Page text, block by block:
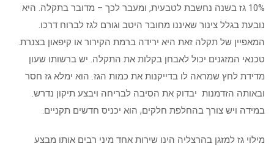
10% גז בשנה נחשבת לטבעית, ומעבר לכך – מדובר בתקלה. היא
נובעת בגלל צינור שאיננו מחובר היטב וגורם לגז לברוח דרכו.
המאפיין של תקלה זאת היא ירידה ברמת הקירור או קיפאון בצנרת.
טכנאי המזגנים יכול לאבחן בקלות את התקלה. יש ברשותו שעון
מדידת לחץ שמראה לו בדייקנות את כמות הגז. הוא ימלא גז חסר
ובאותה הזדמנות יבדוק את הסיבה לבריחה ויבצע תיקון נדרש.
במידה ויש צורך בהחלפת חלקים, הוא יכניס חדשים תקניים.
מילוי גז למזגן בהרצליה הינו שירות אחד מיני רבים אותו מבצע